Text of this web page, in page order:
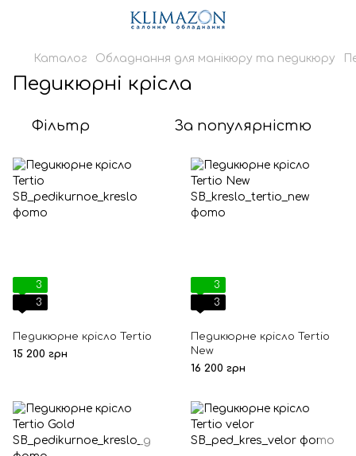
Каталог Обладнання для манікюру та педикюру
Педикюрні крісла
Фільтр За популярністю
3
3
Педикюрне крісло Tertio
15 200 грн
3
3
Педикюрне крісло Tertio
New
16 200 грн